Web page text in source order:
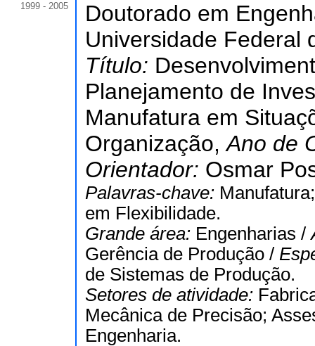
1999 - 2005
Doutorado em
Universidade Federal
Título:
Planejamento de
Manufatura em
Organização,Ano de
Orientador: Osmar
Palavras-chave:
em Flexibilidade.
Grande área: Engenharias /
Gerência de Produção /
de Sistemas de Produção.
Setores de atividade:
Mecânica de Precisão;
Engenharia.